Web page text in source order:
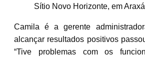
Sítio Novo Horizonte, em
Camila é a gerente
alcançar resultados positivos
“Tive problemas com os